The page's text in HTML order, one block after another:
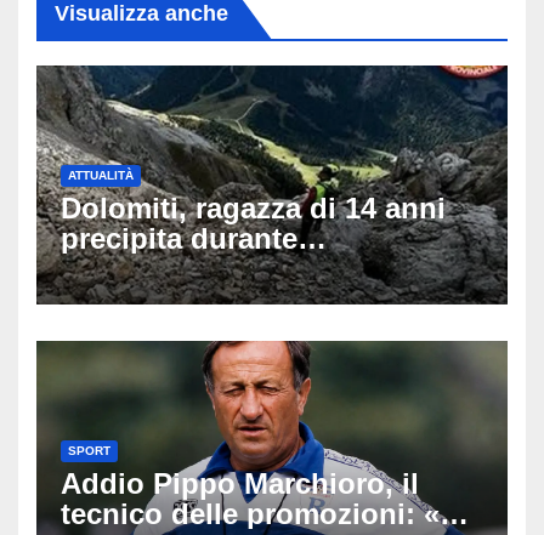
Visualizza anche
ATTUALITÀ
Dolomiti, ragazza di 14 anni
precipita durante
un’escursione: tragedia sul
Latemar davanti alla famiglia
SPORT
Addio Pippo Marchioro, il
tecnico delle promozioni: «Ha